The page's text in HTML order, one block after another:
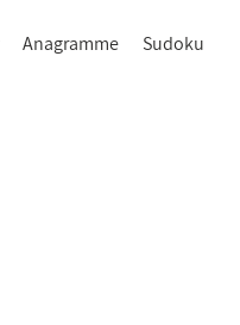
Anagramme Sudoku